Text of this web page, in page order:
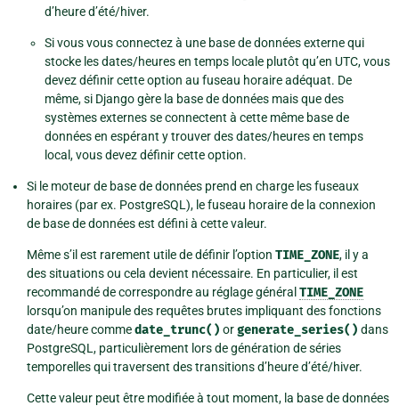
d’heure d’été/hiver.
Si vous vous connectez à une base de données externe qui
stocke les dates/heures en temps locale plutôt qu’en UTC, vous
devez définir cette option au fuseau horaire adéquat. De
même, si Django gère la base de données mais que des
systèmes externes se connectent à cette même base de
données en espérant y trouver des dates/heures en temps
local, vous devez définir cette option.
Si le moteur de base de données prend en charge les fuseaux
horaires (par ex. PostgreSQL), le fuseau horaire de la connexion
de base de données est défini à cette valeur.
Même s’il est rarement utile de définir l’option TIME_ZONE, il y a
des situations ou cela devient nécessaire. En particulier, il est
recommandé de correspondre au réglage général TIME_ZONE
lorsqu’on manipule des requêtes brutes impliquant des fonctions
date/heure commedate_trunc() orgenerate_series() dans
PostgreSQL, particulièrement lors de génération de séries
temporelles qui traversent des transitions d’heure d’été/hiver.
Cette valeur peut être modifiée à tout moment, la base de données